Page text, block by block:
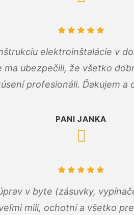
elektroinštalácie v
ubezpečili, že všetko
profesionáli. Ďakujem a
PANI JANKA
v byte (zásuvky,
milí, ochotní a všetko